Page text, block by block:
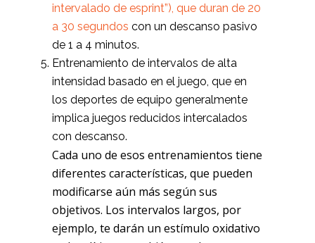
intervalado de esprint”), que duran de 20
a 30 segundos con un descanso pasivo
de 1 a 4 minutos.
Entrenamiento de intervalos de alta
intensidad basado en el juego, que en
los deportes de equipo generalmente
implica juegos reducidos intercalados
con descanso.
Cada uno de esos entrenamientos tiene
diferentes características, que pueden
modificarse aún más según sus
objetivos. Los intervalos largos, por
ejemplo, te darán un estímulo oxidativo